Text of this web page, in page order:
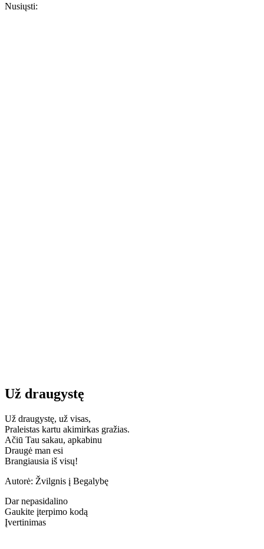
Nusiųsti:
Už draugystę
Už draugystę, už visas,
Praleistas kartu akimirkas gražias.
Ačiū Tau sakau, apkabinu
Draugė man esi
Brangiausia iš visų!
Autorė: Žvilgnis į Begalybę
Dar nepasidalino
Gaukite įterpimo kodą
Įvertinimas